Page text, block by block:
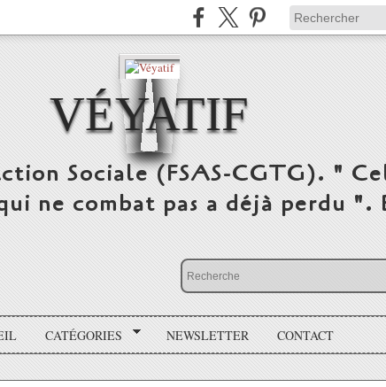
VÉYATIF
Sociale (FSAS-CGTG). "
ne combat pas a déjà perdu ".
CATÉGORIES NEWSLETTER CONTACT